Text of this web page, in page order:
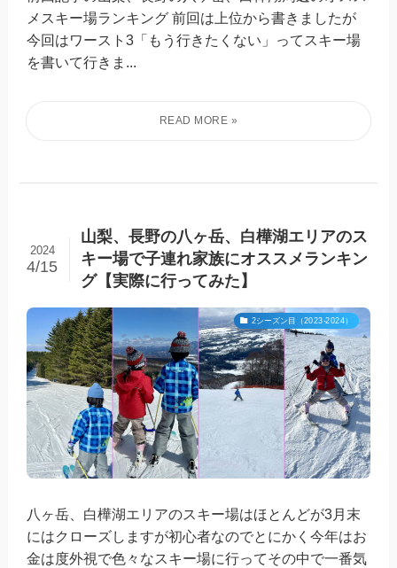
メスキー場ランキング 前回は上位から書きましたが
今回はワースト3「もう行きたくない」ってスキー場
を書いて行きま...
山梨、長野の八ヶ岳、白樺湖エリアのス
キー場で子連れ家族にオススメランキン
グ【実際に行ってみた】
2024
4/15
2シーズン目（2023-2024）
八ヶ岳、白樺湖エリアのスキー場はほとんどが3月末
にはクローズしますが初心者なのでとにかく今年はお
金は度外視で色々なスキー場に行ってその中で一番気